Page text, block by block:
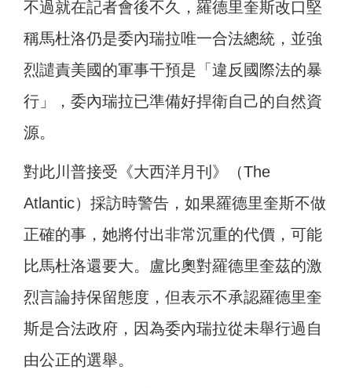
不過就在記者會後不久，羅德里奎斯改口堅
稱馬杜洛仍是委內瑞拉唯一合法總統，並強
烈譴責美國的軍事干預是「違反國際法的暴
行」，委內瑞拉已準備好捍衛自己的自然資
源。
對此川普接受《大西洋月刊》（The
Atlantic）採訪時警告，如果羅德里奎斯不做
正確的事，她將付出非常沉重的代價，可能
比馬杜洛還要大。盧比奧對羅德里奎茲的激
烈言論持保留態度，但表示不承認羅德里奎
斯是合法政府，因為委內瑞拉從未舉行過自
由公正的選舉。